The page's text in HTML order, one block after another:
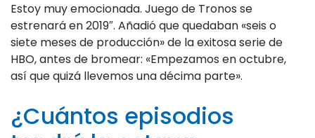
Estoy muy emocionada. Juego de Tronos se
estrenará en 2019″. Añadió que quedaban «seis o
siete meses de producción» de la exitosa serie de
HBO, antes de bromear: «Empezamos en octubre,
así que quizá llevemos una décima parte».
¿Cuántos episodios